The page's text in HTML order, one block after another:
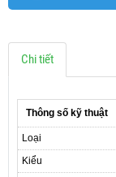
Chi tiết
Thông số kỹ thuật
Loại
Kiểu